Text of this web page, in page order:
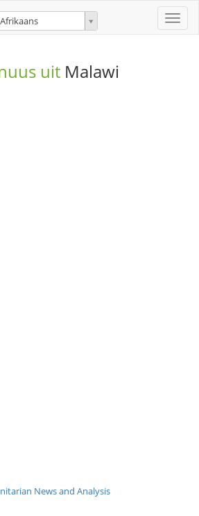
Toggle
Afrikaans
uit Malawi
News and Analysis